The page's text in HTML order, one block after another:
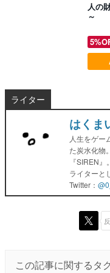
人の
～
ライター
はくま
人生をゲー
た炭水化物
『SIREN
ライターと
Twitter：
この記事に関するタ